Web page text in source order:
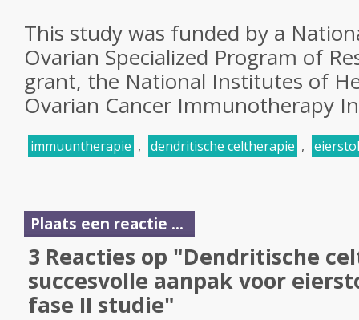
This study was funded by a
Ovarian Specialized Program of
grant, the National Institutes of
Ovarian Cancer Immunotherapy
immuuntherapie , dendritische celtherapie ,
Plaats een reactie ...
3 Reacties op "Dendritische
succesvolle aanpak voor
fase II studie"